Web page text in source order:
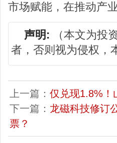
市场赋能，在推动产
声明:
（本文为投
者，否则视为侵权，
上一篇： 仅兑现1.8%！
下一篇： 龙磁科技修订
票？